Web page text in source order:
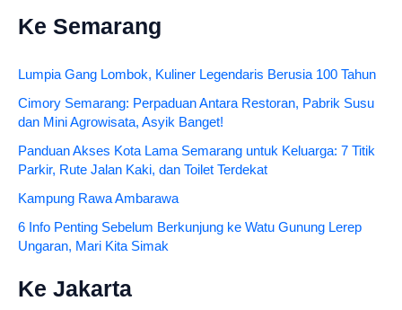
Ke Semarang
Lumpia Gang Lombok, Kuliner Legendaris Berusia 100 Tahun
Cimory Semarang: Perpaduan Antara Restoran, Pabrik Susu
dan Mini Agrowisata, Asyik Banget!
Panduan Akses Kota Lama Semarang untuk Keluarga: 7 Titik
Parkir, Rute Jalan Kaki, dan Toilet Terdekat
Kampung Rawa Ambarawa
6 Info Penting Sebelum Berkunjung ke Watu Gunung Lerep
Ungaran, Mari Kita Simak
Ke Jakarta